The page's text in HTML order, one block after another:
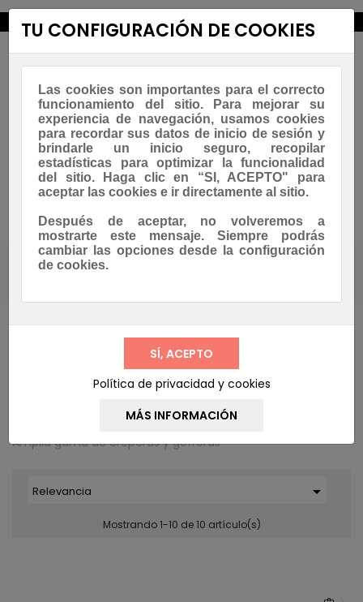
Navegación
de
palanca Asesoramiento Whatsapp
Tienda CREPS & GOFRES
Amplia gama de creperas y gofreras
Relevancia 
Mostrando 1-10 de 10 artículo(s)
TU CONFIGURACIÓN DE COOKIES
Las cookies son importantes para el correcto
funcionamiento del sitio. Para mejorar su
experiencia de navegación, usamos cookies
para recordar sus datos de inicio de sesión y
brindarle un inicio seguro, recopilar
estadísticas para optimizar la funcionalidad
del sitio. Haga clic en “SI, ACEPTO" para
aceptar las cookies e ir directamente al sitio.
Después de aceptar, no volveremos a
mostrarte este mensaje. Siempre podrás
cambiar las opciones desde la configuración
de cookies.
Política de privacidad y cookies